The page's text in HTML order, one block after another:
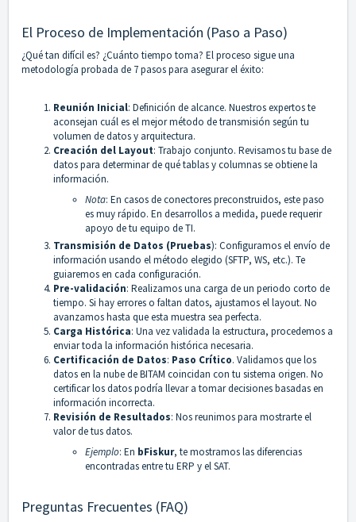
El Proceso de Implementación (Paso a Paso)
¿Qué tan difícil es? ¿Cuánto tiempo toma? El proceso sigue una
metodología probada de 7 pasos para asegurar el éxito:
Reunión Inicial: Definición de alcance. Nuestros expertos te
aconsejan cuál es el mejor método de transmisión según tu
volumen de datos y arquitectura.
Creación del Layout: Trabajo conjunto. Revisamos tu base de
datos para determinar de qué tablas y columnas se obtiene la
información.
Nota: En casos de conectores preconstruidos, este paso
es muy rápido. En desarrollos a medida, puede requerir
apoyo de tu equipo de TI.
Transmisión de Datos (Pruebas): Configuramos el envío de
información usando el método elegido (SFTP, WS, etc.). Te
guiaremos en cada configuración.
Pre-validación: Realizamos una carga de un periodo corto de
tiempo. Si hay errores o faltan datos, ajustamos el layout. No
avanzamos hasta que esta muestra sea perfecta.
Carga Histórica: Una vez validada la estructura, procedemos a
enviar toda la información histórica necesaria.
Certificación de Datos: Paso Crítico. Validamos que los
datos en la nube de BITAM coincidan con tu sistema origen. No
certificar los datos podría llevar a tomar decisiones basadas en
información incorrecta.
Revisión de Resultados: Nos reunimos para mostrarte el
valor de tus datos.
Ejemplo: En bFiskur, te mostramos las diferencias
encontradas entre tu ERP y el SAT.
Preguntas Frecuentes (FAQ)